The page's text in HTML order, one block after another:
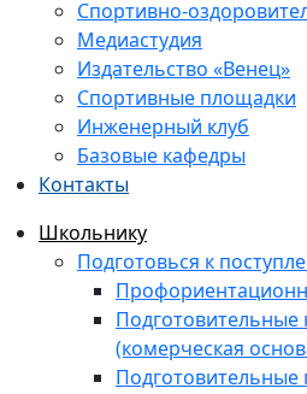
Спортивно-
Медиастудия
Издательство «Венец»
Спортивные площадки
Инженерный клуб
Базовые кафедры
Контакты
Школьнику
Подготовься к
Подготовительные
(комерческая
Подготовительные